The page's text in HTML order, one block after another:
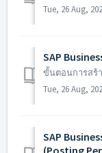
Tue, 26 Aug,
SAP
Tue, 26 Aug,
SAP